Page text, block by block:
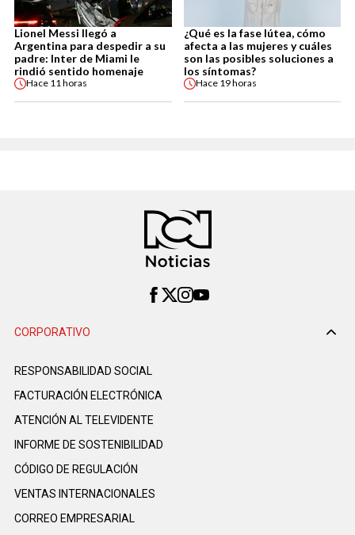
Lionel Messi llegó a
Argentina para despedir a su
padre: Inter de Miami le
rindió sentido homenaje
Hace 11 horas
¿Qué es la fase lútea, cómo
afecta a las mujeres y cuáles
son las posibles soluciones a
los síntomas?
Hace 19 horas
CORPORATIVO
RESPONSABILIDAD SOCIAL
FACTURACIÓN ELECTRÓNICA
ATENCIÓN AL TELEVIDENTE
INFORME DE SOSTENIBILIDAD
CÓDIGO DE REGULACIÓN
VENTAS INTERNACIONALES
CORREO EMPRESARIAL